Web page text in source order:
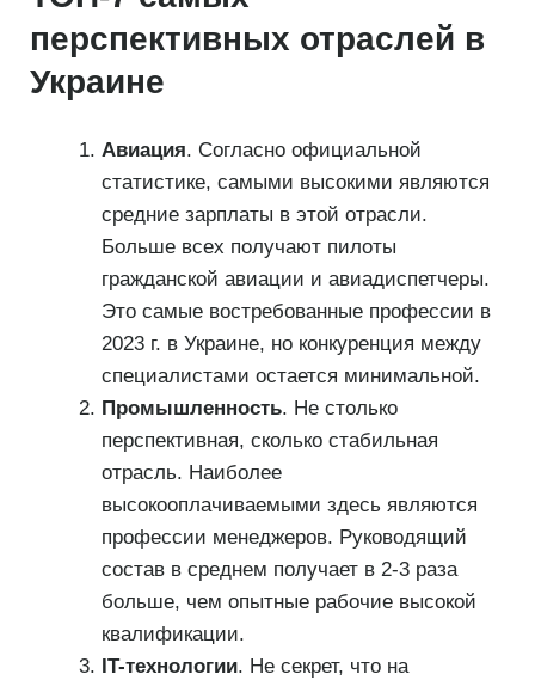
перспективных отраслей в
Украине
Авиация. Согласно официальной
статистике, самыми высокими являются
средние зарплаты в этой отрасли.
Больше всех получают пилоты
гражданской авиации и авиадиспетчеры.
Это самые востребованные профессии в
2023 г. в Украине, но конкуренция между
специалистами остается минимальной.
Промышленность. Не столько
перспективная, сколько стабильная
отрасль. Наиболее
высокооплачиваемыми здесь являются
профессии менеджеров. Руководящий
состав в среднем получает в 2-3 раза
больше, чем опытные рабочие высокой
квалификации.
IT-технологии. Не секрет, что на